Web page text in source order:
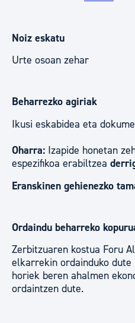
Noiz eskatu
Urte osoan zehar
Beharrezko agiriak
Ikusi eskabidea eta
Oharra: Izapide honetan
espezifikoa erabiltzea
Eranskinen gehienezko
Ordaindu beharreko
Zerbitzuaren kostua Foru
elkarrekin ordainduko dute
horiek beren ahalmen
ordaintzen dute.